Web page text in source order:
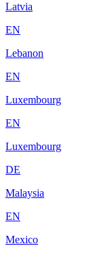
Latvia
EN
Lebanon
EN
Luxembourg
EN
Luxembourg
DE
Malaysia
EN
Mexico